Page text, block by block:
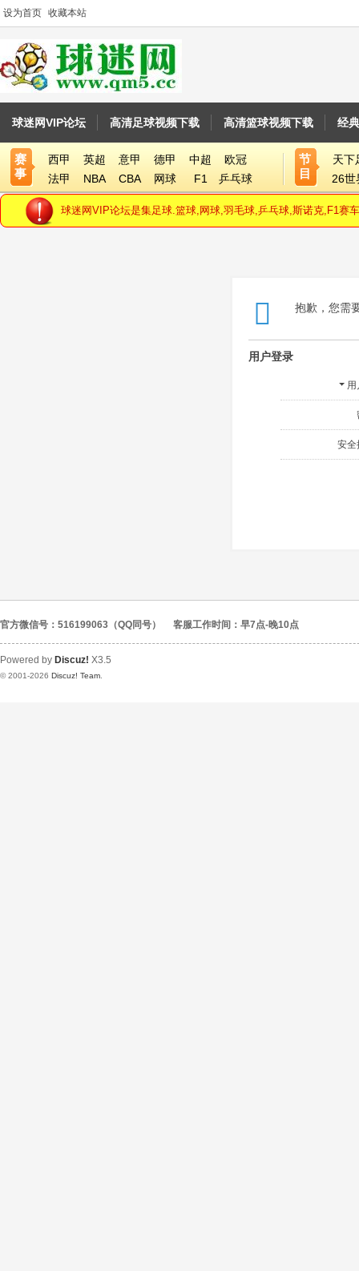
设为首页 收藏本站
球迷网VIP论坛 高清足球视频下载 高清篮球视频下载 经
赛
事
西甲 英超 意甲 德甲 中超
欧冠
法甲
NBA CBA 网球 F1 乒乓球
节
目
天下
26世
球迷网VIP论坛是集足球.篮球,网球,羽毛球,乒乓球,斯诺克,F1赛
抱歉，您需
用户登录
用
安全
官方微信号：516199063（QQ同号） 客服工作时间：早7点-晚10点
Powered by Discuz! X3.5
© 2001-2026 Discuz! Team